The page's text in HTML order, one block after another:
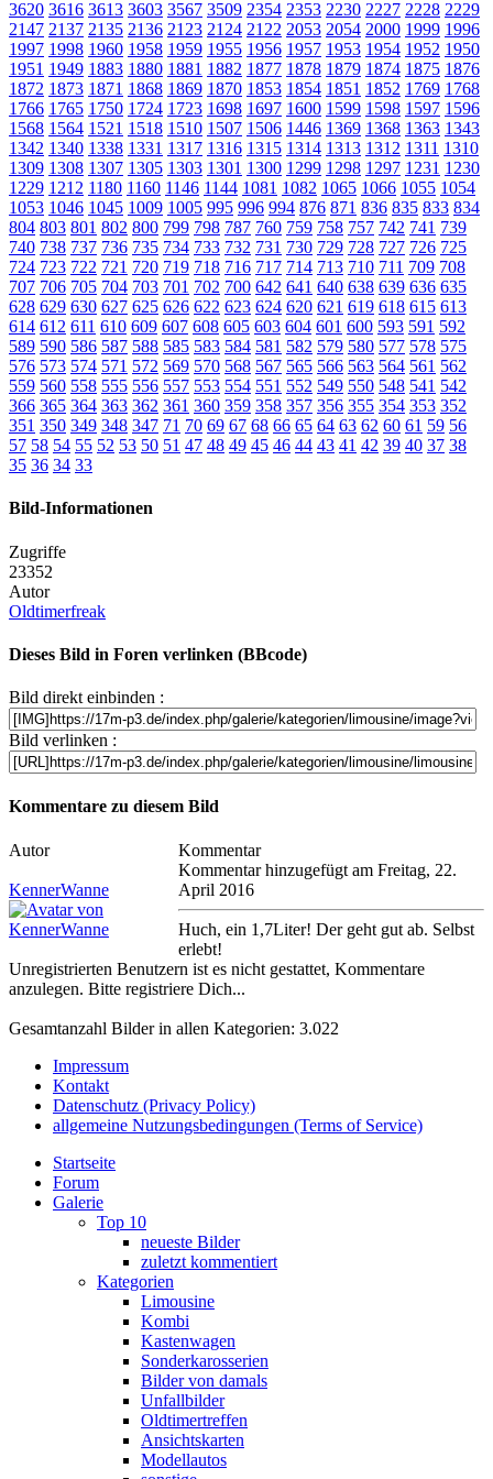
3620 3616 3613 3603 3567 3509 2354 2353 2230 2227 2228 2229
2147 2137 2135 2136 2123 2124 2122 2053 2054 2000 1999 1996
1997 1998 1960 1958 1959 1955 1956 1957 1953 1954 1952 1950
1951 1949 1883 1880 1881 1882 1877 1878 1879 1874 1875 1876
1872 1873 1871 1868 1869 1870 1853 1854 1851 1852 1769 1768
1766 1765 1750 1724 1723 1698 1697 1600 1599 1598 1597 1596
1568 1564 1521 1518 1510 1507 1506 1446 1369 1368 1363 1343
1342 1340 1338 1331 1317 1316 1315 1314 1313 1312 1311 1310
1309 1308 1307 1305 1303 1301 1300 1299 1298 1297 1231 1230
1229 1212 1180 1160 1146 1144 1081 1082 1065 1066 1055 1054
1053 1046 1045 1009 1005 995 996 994 876 871 836 835 833 834
804 803 801 802 800 799 798 787 760 759 758 757 742 741 739
740 738 737 736 735 734 733 732 731 730 729 728 727 726 725
724 723 722 721 720 719 718 716 717 714 713 710 711 709 708
707 706 705 704 703 701 702 700 642 641 640 638 639 636 635
628 629 630 627 625 626 622 623 624 620 621 619 618 615 613
614 612 611 610 609 607 608 605 603 604 601 600 593 591 592
589 590 586 587 588 585 583 584 581 582 579 580 577 578 575
576 573 574 571 572 569 570 568 567 565 566 563 564 561 562
559 560 558 555 556 557 553 554 551 552 549 550 548 541 542
366 365 364 363 362 361 360 359 358 357 356 355 354 353 352
351 350 349 348 347 71 70 69 67 68 66 65 64 63 62 60 61 59 56
57 58 54 55 52 53 50 51 47 48 49 45 46 44 43 41 42 39 40 37 38
35 36 34 33
Bild-Informationen
Zugriffe
23352
Autor
Oldtimerfreak
Dieses Bild in Foren verlinken (BBcode)
Bild direkt einbinden :
Bild verlinken :
Kommentare zu diesem Bild
Autor Kommentar
KennerWanne
Kommentar hinzugefügt am Freitag, 22.
April 2016
Huch, ein 1,7Liter! Der geht gut ab. Selbst
erlebt!
Unregistrierten Benutzern ist es nicht gestattet, Kommentare
anzulegen. Bitte registriere Dich...
Gesamtanzahl Bilder in allen Kategorien: 3.022
Impressum
Kontakt
Datenschutz (Privacy Policy)
allgemeine Nutzungsbedingungen (Terms of Service)
Startseite
Forum
Galerie
Top 10
neueste Bilder
zuletzt kommentiert
Kategorien
Limousine
Kombi
Kastenwagen
Sonderkarosserien
Bilder von damals
Unfallbilder
Oldtimertreffen
Ansichtskarten
Modellautos